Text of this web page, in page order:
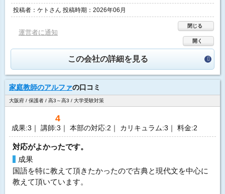
投稿者：ケトさん 投稿時期：2026年06月
運営者に通知
閉じる
開く
この会社の詳細を見る
家庭教師のアルファの口コミ
大阪府 / 保護者 / 高3～高3 / 大学受験対策
4
成果:3｜ 講師:3｜ 本部の対応:2｜ カリキュラム:3｜ 料金:2
対応がよかったです。
成果
国語を特に教えて頂きたかったので古典と現代文を中心に
教えて頂いています。